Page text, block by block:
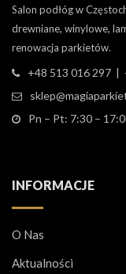
Salon podłóg w
drewniane, winylowe,
renowacja parkietów.
+48 513 016 297 |
Pn – Pt: 7:30 –
INFORMACJE
O Nas
Aktualności